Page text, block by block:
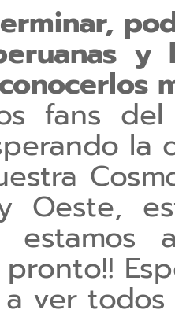
y
fans
la
Oeste,
estamos
ver